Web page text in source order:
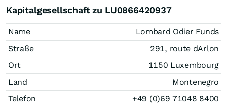
Kapitalgesellschaft zu LU0866420937
Name
Lombard Odier Funds
Straße
291, route dArlon
Ort
1150 Luxembourg
Land
Montenegro
Telefon
+49 (0)69 71048 8400